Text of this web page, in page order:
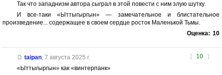
Так что западнизм автора сыграл в этой повести с ним злую шутку.
И все-таки «Ыттыгыргын» — замечательное и блистательное
произведение... содержащее в своем сердце росток Маленькой Тьмы.
Оценка: 10
[ 10 ]
taipan, 7 августа 2025 г.
«Ыттыгыргын» как «винтерпанк»